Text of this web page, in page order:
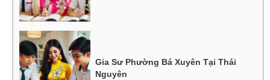
Gia Sư Phường Bá Xuyên Tại Thái
Nguyên